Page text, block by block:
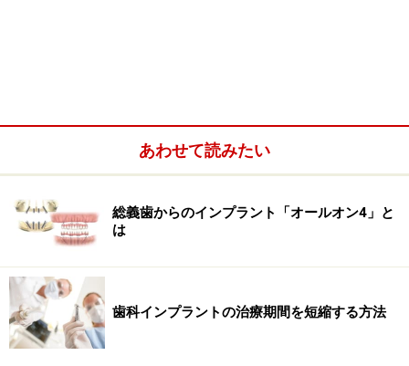
埋伏歯が及ぼす影響
親知らず含む大臼歯以外の永久歯は、萌出する際に乳歯
の歯根を溶かすことでスムーズな生え変わりを促します
あわせて読みたい
総義歯からのインプラント「オールオン4」と
は
歯科インプラントの治療期間を短縮する方法